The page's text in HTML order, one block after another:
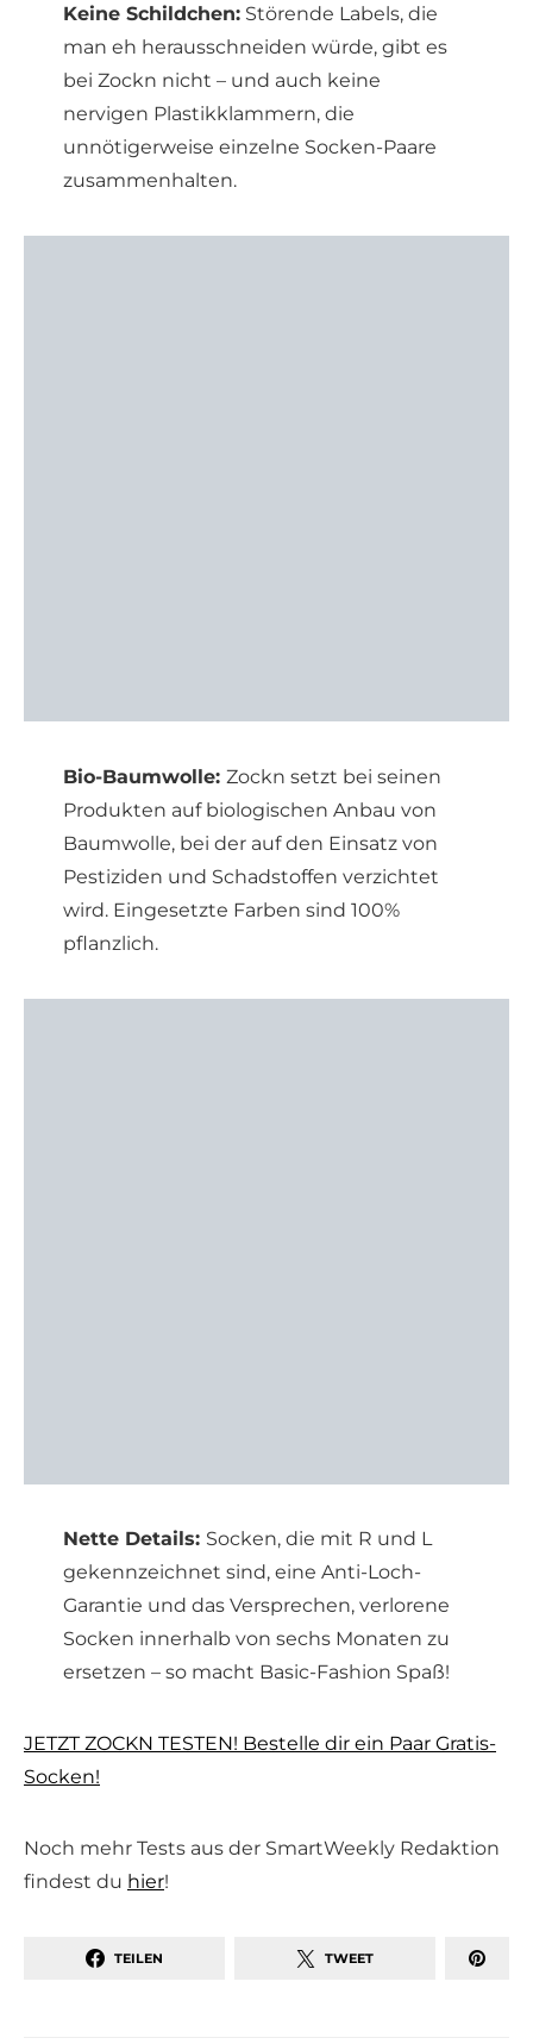
Keine Schildchen:Störende Labels, die
man eh herausschneiden würde, gibt es
bei Zockn nicht – und auch keine
nervigen Plastikklammern, die
unnötigerweise einzelne Socken-Paare
zusammenhalten.
Bio-Baumwolle: Zockn setzt bei seinen
Produkten auf biologischen Anbau von
Baumwolle, bei der auf den Einsatz von
Pestiziden und Schadstoffen verzichtet
wird. Eingesetzte Farben sind 100%
pflanzlich.
Nette Details: Socken, die mit R und L
gekennzeichnet sind, eine Anti-Loch-
Garantie und das Versprechen, verlorene
Socken innerhalb von sechs Monaten zu
ersetzen – so macht Basic-Fashion Spaß!
JETZT ZOCKN TESTEN! Bestelle dir ein Paar Gratis-
Socken!
Noch mehr Tests aus der SmartWeekly Redaktion
findest du hier!
TEILEN TWEET